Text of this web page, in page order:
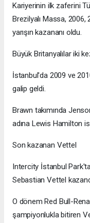
Kariyerinin ilk zaferini
Brezilyalı Massa, 2006,
yarışın kazananı oldu.
Büyük Britanyalılar iki
İstanbul'da 2009 ve
galip geldi.
Brawn takımında
adına Lewis Hamilton
Son kazanan Vettel
Intercity İstanbul
Sebastian Vettel
O dönem Red Bull-
şampiyonlukla bitiren